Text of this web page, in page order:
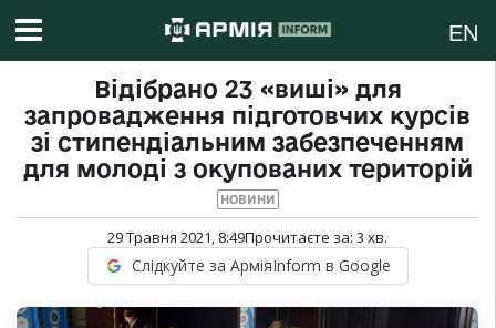
EN
Відібрано 23 «виші» для
запровадження підготовчих курсів
зі стипендіальним забезпеченням
для молоді з окупованих територій
НОВИНИ
29 Травня 2021, 8:49Прочитаєте за: 3 хв.
Слідкуйте за АрміяInform в Google